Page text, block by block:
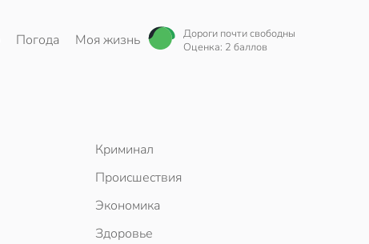
Погода Моя жизнь
Дороги почти свободны
Оценка: 2 баллов
Криминал
Происшествия
Экономика
Здоровье